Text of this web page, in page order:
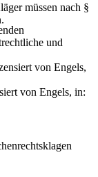
und
von Engels,
von Engels, in:
müssen nach §